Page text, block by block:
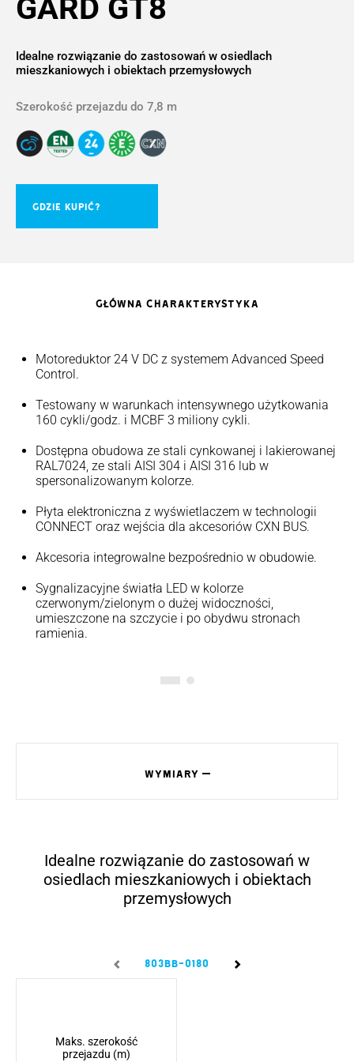
GARD GT8
Idealne rozwiązanie do zastosowań w osiedlach
mieszkaniowych i obiektach przemysłowych
Szerokość przejazdu do 7,8 m
GDZIE KUPIĆ?
GŁÓWNA CHARAKTERYSTYKA
Motoreduktor 24 V DC z systemem Advanced Speed
Control.
Testowany w warunkach intensywnego użytkowania
160 cykli/godz. i MCBF 3 miliony cykli.
Dostępna obudowa ze stali cynkowanej i lakierowanej
RAL7024, ze stali AISI 304 i AISI 316 lub w
spersonalizowanym kolorze.
Płyta elektroniczna z wyświetlaczem w technologii
CONNECT oraz wejścia dla akcesoriów CXN BUS.
Akcesoria integrowalne bezpośrednio w obudowie.
Sygnalizacyjne światła LED w kolorze
czerwonym/zielonym o dużej widoczności,
umieszczone na szczycie i po obydwu stronach
ramienia.
WYMIARY
Idealne rozwiązanie do zastosowań w
osiedlach mieszkaniowych i obiektach
przemysłowych
803BB-0180 803BB-0290
Maks. szerokość
przejazdu (m)